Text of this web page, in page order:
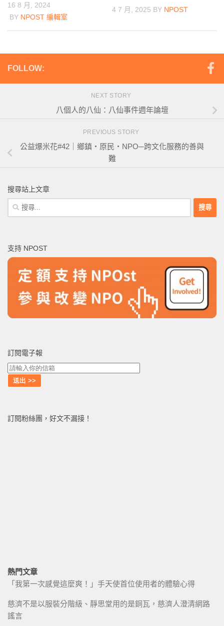
16 8 月, 2024
BY NPOST 編輯室
4 7 月, 2025 BY NPOST
FOLLOW:
NEXT STORY
八個人的八仙：八仙事件週年論壇
PREVIOUS STORY
公益爆米花#42｜鄉鎮‧原民‧NPO─跨文化服務的善與
難
搜尋站上文章
搜
尋
字:
支持 NPOST
訂閱電子報
訂閱粉絲團，好文不漏接！
熱門文章
「我第一次感覺這麼爽！」手天使首位使用者的體驗心得
慈濟不是以服裝分階級、靜思堂用的是銅瓦，慈濟人澄清網路
謠言